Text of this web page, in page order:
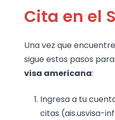
Cita en el
Una vez que
sigue estos pasos para
visa americana:
Ingresa a tu
citas (ais.usvisa-